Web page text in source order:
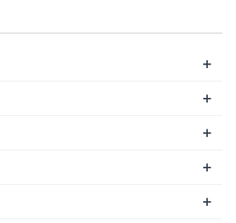
+
+
+
+
+